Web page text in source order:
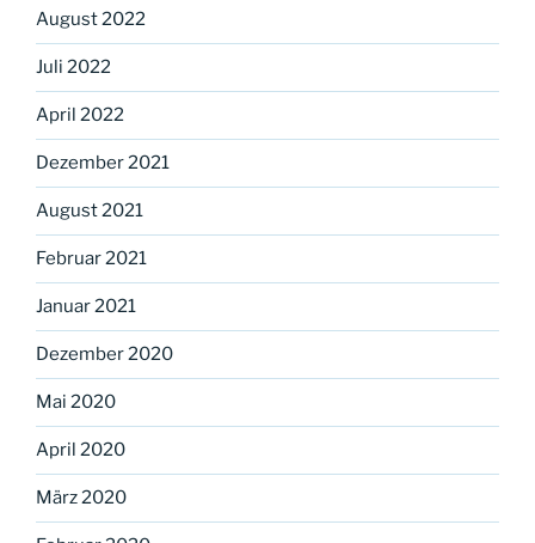
August 2022
Juli 2022
April 2022
Dezember 2021
August 2021
Februar 2021
Januar 2021
Dezember 2020
Mai 2020
April 2020
März 2020